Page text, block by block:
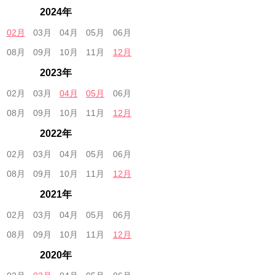
2024年
02月 03月 04月 05月
06月
08月
09月 10月 11月 12月
2023年
02月 03月 04月 05月
06月
08月
09月 10月 11月 12月
2022年
02月 03月 04月 05月
06月
08月
09月 10月 11月 12月
2021年
02月 03月 04月 05月
06月
08月
09月 10月 11月 12月
2020年